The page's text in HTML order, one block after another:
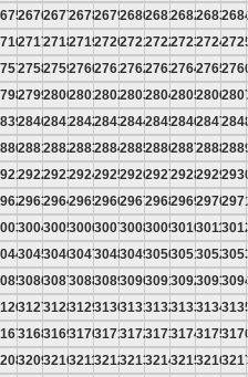
26762677267826792680268126822683
27172718271927202721272227232724
27582759276027612762276327642765
27992800280128022803280428052806
28402841284228432844284528462847
28812882288328842885288628872888
29222923292429252926292729282929
29632964296529662967296829692970
30043005300630073008300930103011
30453046304730483049305030513052
30863087308830893090309130923093
31273128312931303131313231333134
31683169317031713172317331743175
32093210321132123213321432153216